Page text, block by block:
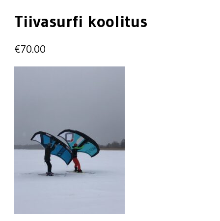
Tiivasurfi koolitus
€70.00